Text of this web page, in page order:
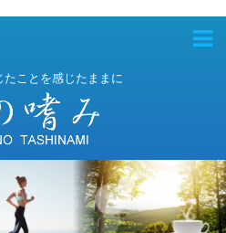
たことを感じたままに